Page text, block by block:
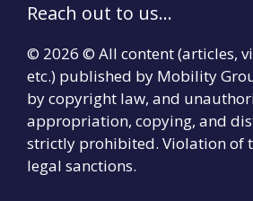
Reach out to us...
© 2026 © All content (articles,
etc.) published by Mobility
by copyright law, and
appropriation, copying, and
strictly prohibited. Violation of
legal sanctions.